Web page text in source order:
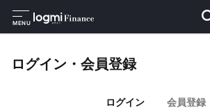
MENU
ログイン・会員登録
ログイン 会員登録